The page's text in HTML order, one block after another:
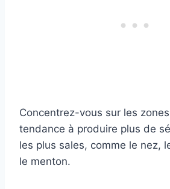
Concentrez-vous sur les
tendance à produire plus de
les plus sales, comme le nez,
le menton.